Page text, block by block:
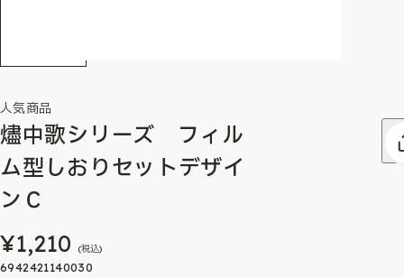
人気商品
燼中歌シリーズ フィル
ム型しおりセットデザイ
ンＣ
¥1,210 (税込)
6942421140030